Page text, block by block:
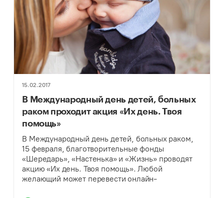
15.02.2017
В Международный день детей, больных
раком проходит акция «Их день. Твоя
помощь»
В Международный день детей, больных раком,
15 февраля, благотворительные фонды
«Шередарь», «Настенька» и «Жизнь» проводят
акцию «Их день. Твоя помощь». Любой
желающий может перевести онлайн-